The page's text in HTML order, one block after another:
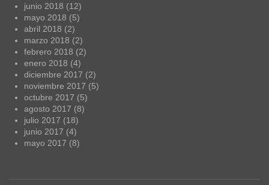
junio 2018 (12)
mayo 2018 (5)
abril 2018 (2)
marzo 2018 (2)
febrero 2018 (2)
enero 2018 (4)
diciembre 2017 (2)
noviembre 2017 (5)
octubre 2017 (5)
agosto 2017 (8)
julio 2017 (18)
junio 2017 (4)
mayo 2017 (8)